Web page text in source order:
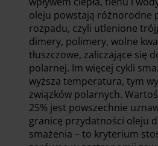
oleju powstają różnorodne
rozpadu, czyli utlenione
dimery, polimery, wolne
tłuszczowe, zaliczające się
polarnej. Im więcej cykli
wyższa temperatura, tym
związków polarnych.
25% jest powszechnie
granicę przydatności oleju
smażenia – to kryterium